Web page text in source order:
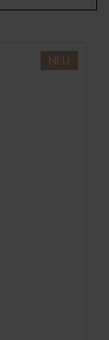
NEU